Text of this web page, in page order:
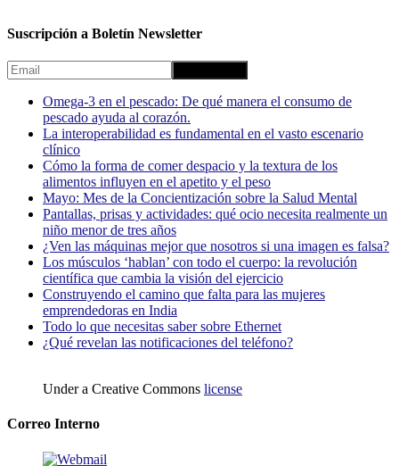
Suscripción a Boletín Newsletter
Omega-3 en el pescado: De qué manera el consumo de
pescado ayuda al corazón.
La interoperabilidad es fundamental en el vasto escenario
clínico
Cómo la forma de comer despacio y la textura de los
alimentos influyen en el apetito y el peso
Mayo: Mes de la Concientización sobre la Salud Mental
Pantallas, prisas y actividades: qué ocio necesita realmente un
niño menor de tres años
¿Ven las máquinas mejor que nosotros si una imagen es falsa?
Los músculos ‘hablan’ con todo el cuerpo: la revolución
científica que cambia la visión del ejercicio
Construyendo el camino que falta para las mujeres
emprendedoras en India
Todo lo que necesitas saber sobre Ethernet
¿Qué revelan las notificaciones del teléfono?
Under a Creative Commons license
Correo Interno